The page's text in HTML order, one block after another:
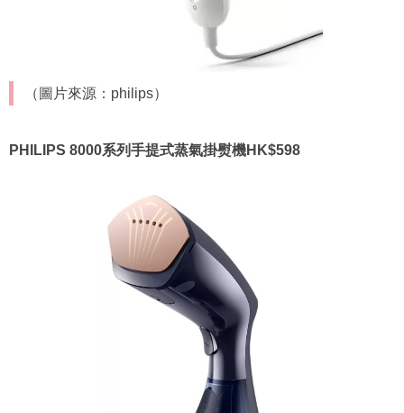
（圖片來源：philips）
PHILIPS 8000系列手提式蒸氣掛熨機HK$598